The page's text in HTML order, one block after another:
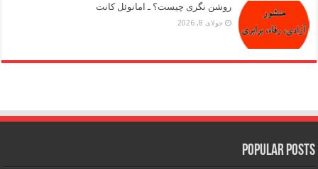
روشن نگری چیست؟ ـ امانوئل کانت
جولای 8, 2026
Popular Posts